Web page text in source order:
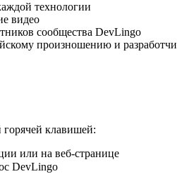
технологии
видео
сообщества DevLingo
произношению и
горячей клавишей:
или на веб-странице
DevLingo